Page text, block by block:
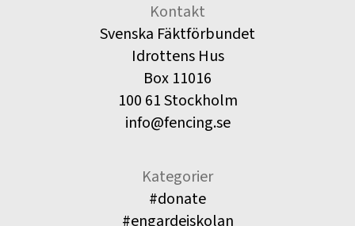
Kontakt
Svenska Fäktförbundet
Idrottens Hus
Box 11016
100 61 Stockholm
info@fencing.se
Kategorier
#donate